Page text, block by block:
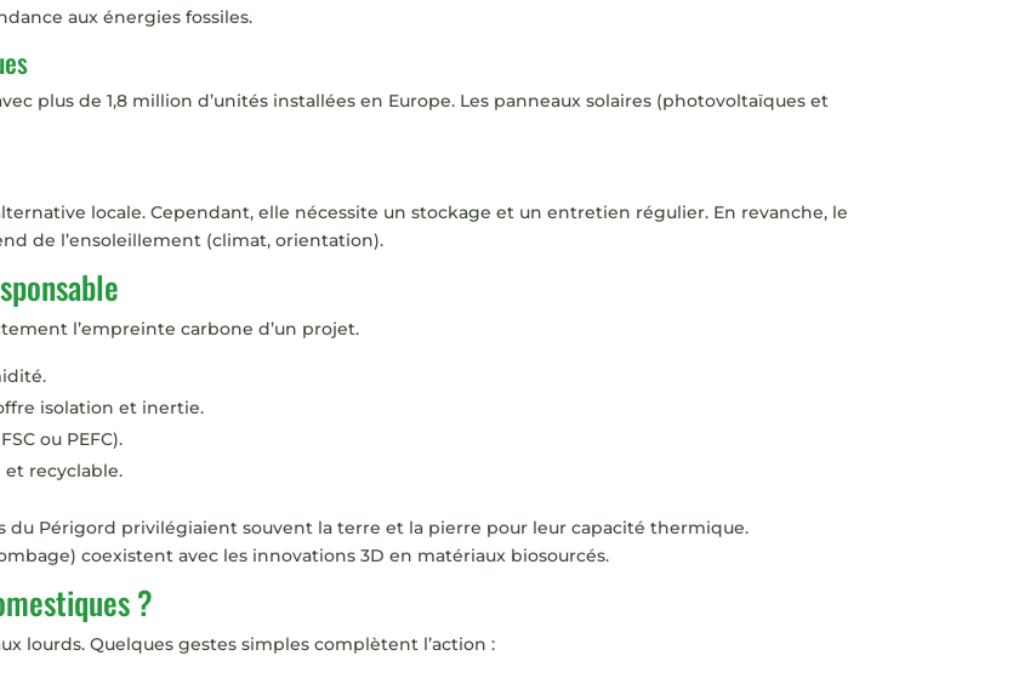
aux énergies fossiles.
plus de 1,8 million d’unités installées en Europe. Les panneaux solaires (photovoltaïques et
locale. Cependant, elle nécessite un stockage et un entretien régulier. En revanche, le
de l’ensoleillement (climat, orientation).
l’empreinte carbone d’un projet.
isolation et inertie.
ou PEFC).
recyclable.
du Périgord privilégiaient souvent la terre et la pierre pour leur capacité thermique.
coexistent avec les innovations 3D en matériaux biosourcés.
?
lourds. Quelques gestes simples complètent l’action :